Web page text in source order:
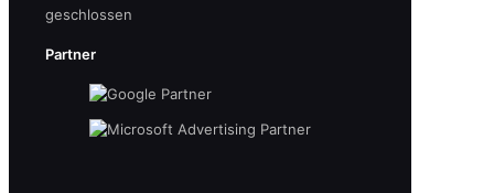
geschlossen
Partner